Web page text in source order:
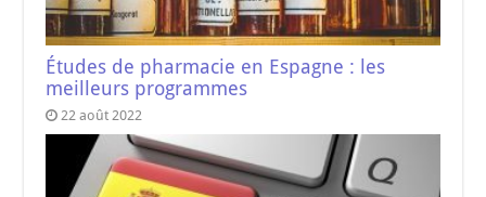
Études de pharmacie en Espagne : les
meilleurs programmes
22 août 2022